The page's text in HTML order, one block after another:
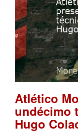
Atlético
undécimo
Hugo